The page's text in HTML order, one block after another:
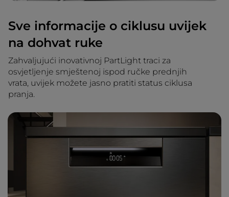
Sve informacije o ciklusu uvijek
na dohvat ruke
Zahvaljujući inovativnoj PartLight traci za
osvjetljenje smještenoj ispod ručke prednjih
vrata, uvijek možete jasno pratiti status ciklusa
pranja.